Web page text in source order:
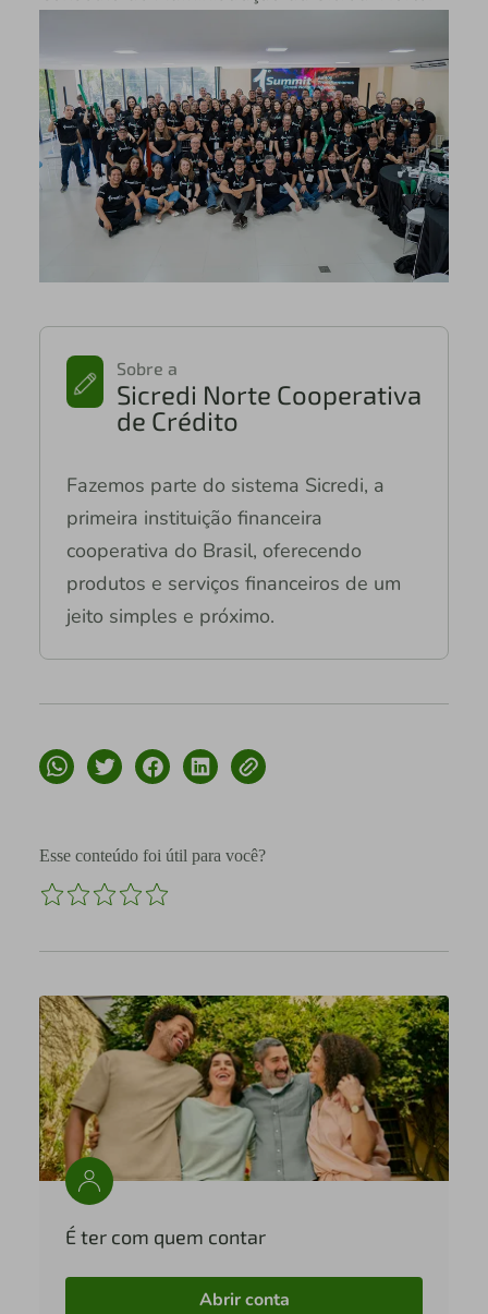
Sobre a
Sicredi Norte Cooperativa
de Crédito
Fazemos parte do sistema Sicredi, a
primeira instituição financeira
cooperativa do Brasil, oferecendo
produtos e serviços financeiros de um
jeito simples e próximo.
Esse conteúdo foi útil para você?
É ter com quem contar
Abrir conta